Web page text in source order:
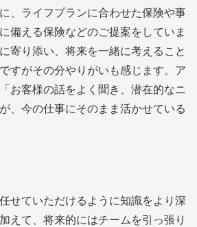
、ライフプランに合わせた保険や事
備える保険などのご提案をしていま
寄り添い、将来を一緒に考えること
すがその分やりがいも感じます。ア
お客様の話をよく聞き、潜在的なニ
、今の仕事にそのまま活かせている
せていただけるように知識をより深
えて、将来的にはチームを引っ張り